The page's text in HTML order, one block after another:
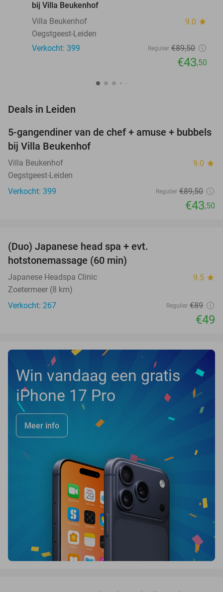
bij Villa Beukenhof
Villa Beukenhof
9.0 star
Oegstgeest-Leiden
Verkocht: 399
Regulier €89,50
€43,50
Deals in Leiden
51%
5-gangendiner van de chef + amuse + bubbels
bij Villa Beukenhof
Villa Beukenhof 9.0 star
Oegstgeest-Leiden
Verkocht: 399
Regulier €89,50
€43,50
(Duo) Japanese head spa + evt.
hotstonemassage (60 min)
Japanese Headspa Clinic 9.5 star
Zoetermeer (8 km)
Verkocht: 267
Regulier €89
€49
Win vandaag een gratis
iPhone 17 Pro
Meer info